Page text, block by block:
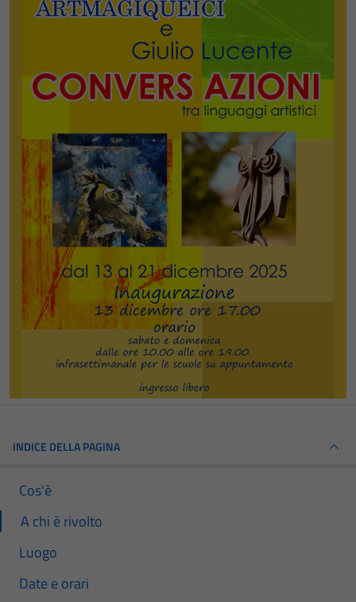
INDICE DELLA PAGINA
Cos'è
A chi è rivolto
Luogo
Date e orari